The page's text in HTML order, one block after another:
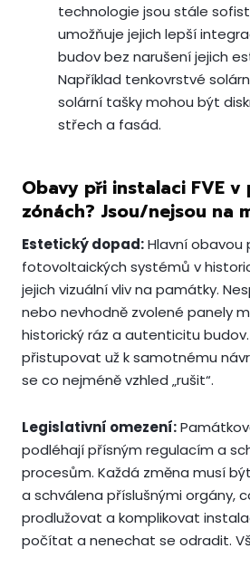
technologie jsou stále
umožňuje jejich lepší
budov bez narušení jejich
Například tenkovrstvé
solární tašky mohou být
střech a fasád.
Obavy při instalaci FVE
zónách? Jsou/nejsou na
Estetický dopad:Hlavní obavou
fotovoltaických systémů v
jejich vizuální vliv na památky.
nebo nevhodně zvolené panely
historický ráz a autenticitu
přistupovat už k samotnému
se co nejméně vzhled „rušit“.
Legislativní omezení:
podléhají přísným regulacím a
procesům. Každá změna musí
a schválena příslušnými orgány,
prodlužovat a komplikovat
počítat a nenechat se odradit.